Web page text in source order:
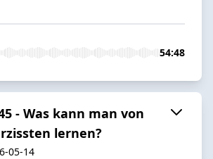
54:48
- Was kann man von
lernen?
05-14